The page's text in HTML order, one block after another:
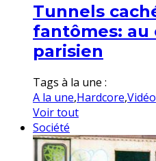
Tunnels
fantômes:
parisien
Tags à la une :
A la une,Hardcore,Vidéo
Voir tout
Société